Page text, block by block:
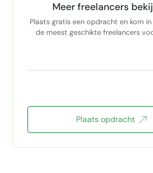
Meer freelancers
Plaats gratis een opdracht en kom
de meest geschikte freelancers
Plaats opdracht